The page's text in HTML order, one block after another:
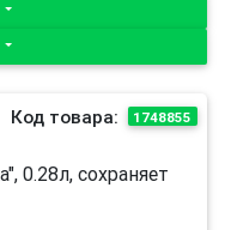
Код товара: 1748855